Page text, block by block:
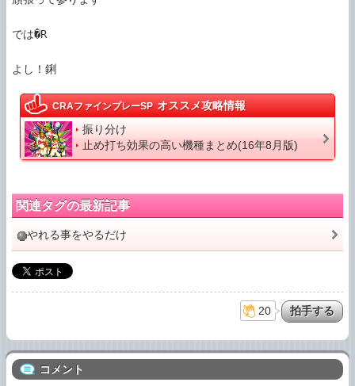
では�R
よし！鋓
CRAファインプレーSP オススメ攻略情報
振り分け
止め打ち効果の高い機種まとめ(16年8月版)
関連タグの最新記事
やれる事をやるだけ
20
コメント